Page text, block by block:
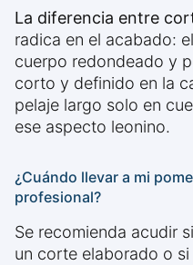
La diferencia entre
radica en el acabado:
cuerpo redondeado y
corto y definido en la
pelaje largo solo en
ese aspecto leonino.
¿Cuándo llevar a mi
profesional?
Se recomienda acudir
un corte elaborado o